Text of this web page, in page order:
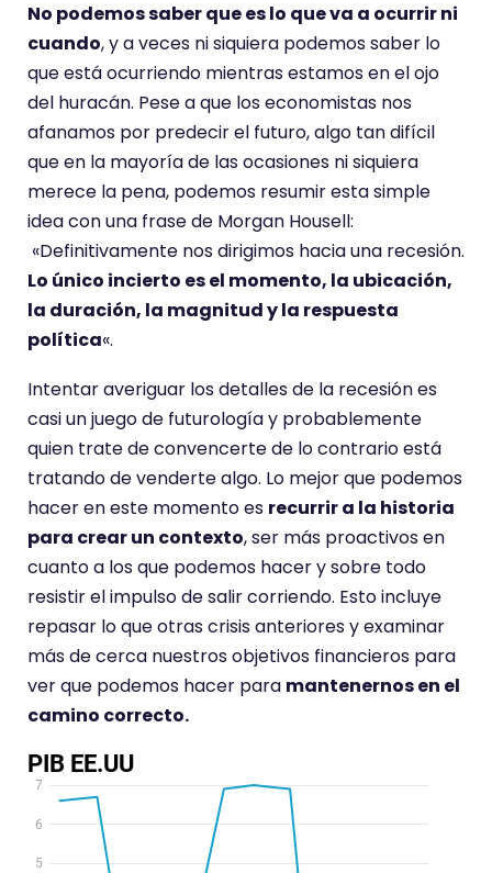
No podemos saber que es lo que va a ocurrir ni
cuando, y a veces ni siquiera podemos saber lo
que está ocurriendo mientras estamos en el ojo
del huracán. Pese a que los economistas nos
afanamos por predecir el futuro, algo tan difícil
que en la mayoría de las ocasiones ni siquiera
merece la pena, podemos resumir esta simple
idea con una frase de Morgan Housell:
«Definitivamente nos dirigimos hacia una recesión.
Lo único incierto es el momento, la ubicación,
la duración, la magnitud y la respuesta
política«.
Intentar averiguar los detalles de la recesión es
casi un juego de futurología y probablemente
quien trate de convencerte de lo contrario está
tratando de venderte algo. Lo mejor que podemos
hacer en este momento es recurrir a la historia
para crear un contexto, ser más proactivos en
cuanto a los que podemos hacer y sobre todo
resistir el impulso de salir corriendo. Esto incluye
repasar lo que otras crisis anteriores y examinar
más de cerca nuestros objetivos financieros para
ver que podemos hacer para mantenernos en el
camino correcto.